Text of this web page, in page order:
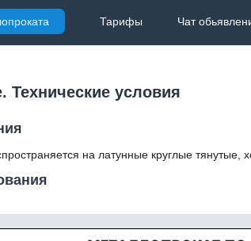
Тарифы Чат
Технические условия
на латунные круглые